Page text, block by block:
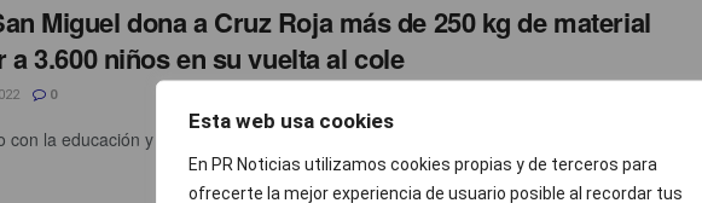
Esta web usa cookies
En PR Noticias utilizamos cookies propias y de terceros para
ofrecerte la mejor experiencia de usuario posible al recordar tus
Miguel dona a Cruz Roja más de 250 kg de material
3.600 niños en su vuelta al cole
0
la educación y el apoyo a personas en situación de riesgo de exclusión,